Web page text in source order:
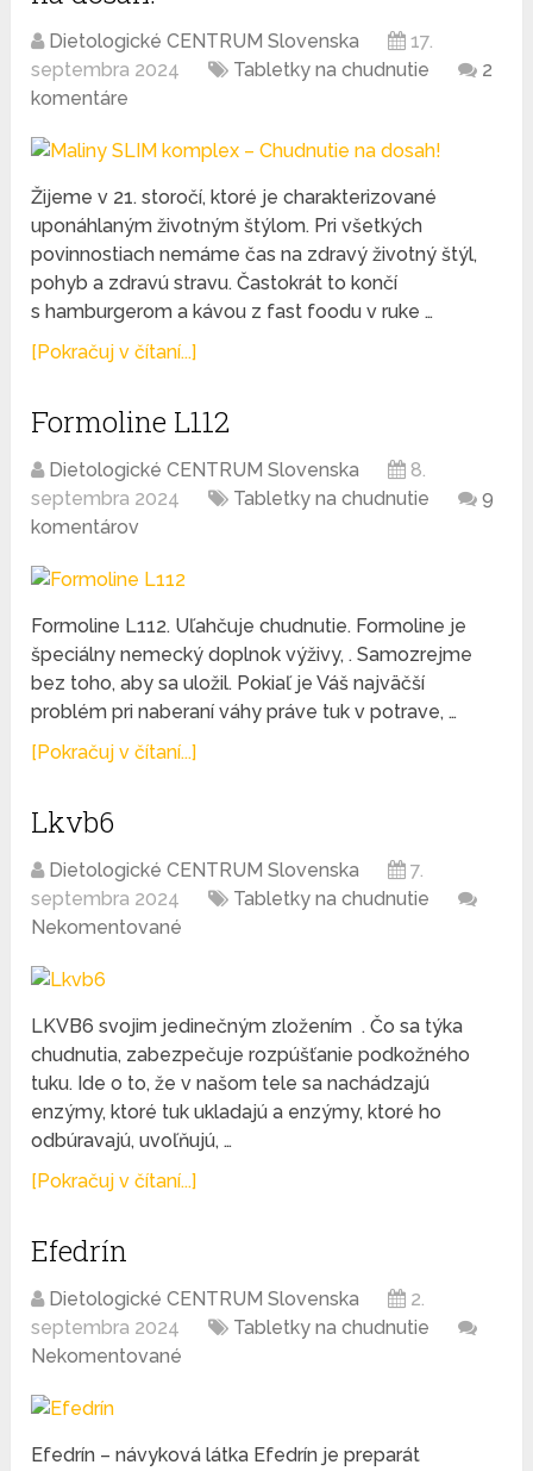
Dietologické CENTRUM Slovenska
17.
septembra 2024
Tabletky na chudnutie
2
komentáre
Žijeme v 21. storočí, ktoré je charakterizované
uponáhlaným životným štýlom. Pri všetkých
povinnostiach nemáme čas na zdravý životný štýl,
pohyb a zdravú stravu. Častokrát to končí
s hamburgerom a kávou z fast foodu v ruke …
[Pokračuj v čítaní...]
Formoline L112
Dietologické CENTRUM Slovenska
8.
septembra 2024
Tabletky na chudnutie
9
komentárov
Formoline L112. Uľahčuje chudnutie. Formoline je
špeciálny nemecký doplnok výživy, . Samozrejme
bez toho, aby sa uložil. Pokiaľ je Váš najväčší
problém pri naberaní váhy práve tuk v potrave, …
[Pokračuj v čítaní...]
Lkvb6
Dietologické CENTRUM Slovenska
7.
septembra 2024
Tabletky na chudnutie
Nekomentované
LKVB6 svojim jedinečným zložením . Čo sa týka
chudnutia, zabezpečuje rozpúšťanie podkožného
tuku. Ide o to, že v našom tele sa nachádzajú
enzýmy, ktoré tuk ukladajú a enzýmy, ktoré ho
odbúravajú, uvoľňujú, …
[Pokračuj v čítaní...]
Efedrín
Dietologické CENTRUM Slovenska
2.
septembra 2024
Tabletky na chudnutie
Nekomentované
Efedrín – návyková látka Efedrín je preparát